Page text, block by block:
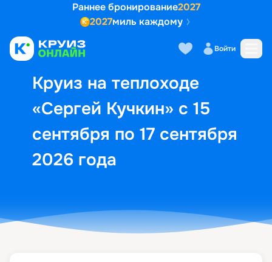
Раннее бронирование2027
2027миль каждому
Войти
Круиз на теплоходе
«Сергей Кучкин» с 15
сентября по 17 сентября
2026 года
Выбор кают Маршрут и